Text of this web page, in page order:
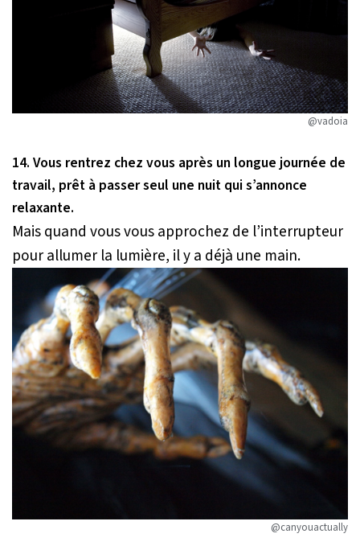
@vadoia
14. Vous rentrez chez vous après un longue journée de
travail, prêt à passer seul une nuit qui s’annonce
relaxante.
Mais quand vous vous approchez de l’interrupteur
pour allumer la lumière, il y a déjà une main.
@canyouactually